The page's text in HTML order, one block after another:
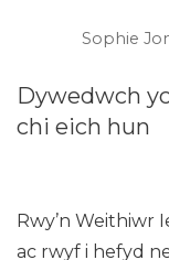
Sophie
Dywedwch
chi eich hun
Rwy’n Weithiwr
ac rwyf i hefyd